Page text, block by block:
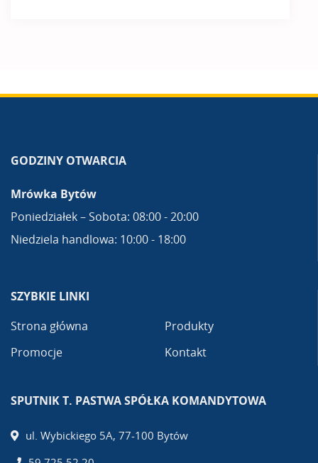
GODZINY OTWARCIA
Mrówka Bytów
Poniedziałek – Sobota: 08:00 - 20:00
Niedziela handlowa: 10:00 - 18:00
SZYBKIE LINKI
Strona główna
Promocje
Produkty
Kontakt
SPUTNIK T. PASTWA SPÓŁKA KOMANDYTOWA
ul. Wybickiego 5A, 77-100 Bytów